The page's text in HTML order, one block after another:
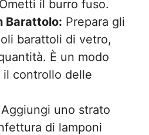
il burro fuso.
Barattolo: Prepara gli
barattoli di vetro,
È un modo
controllo delle
Aggiungi uno strato
di lamponi